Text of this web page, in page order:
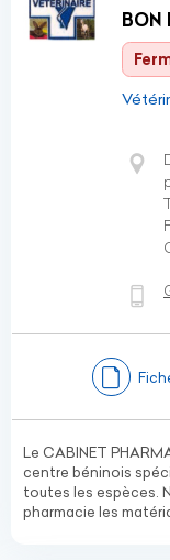
BON
Le CABINET
centre béninois
toutes les espèces.
pharmacie les